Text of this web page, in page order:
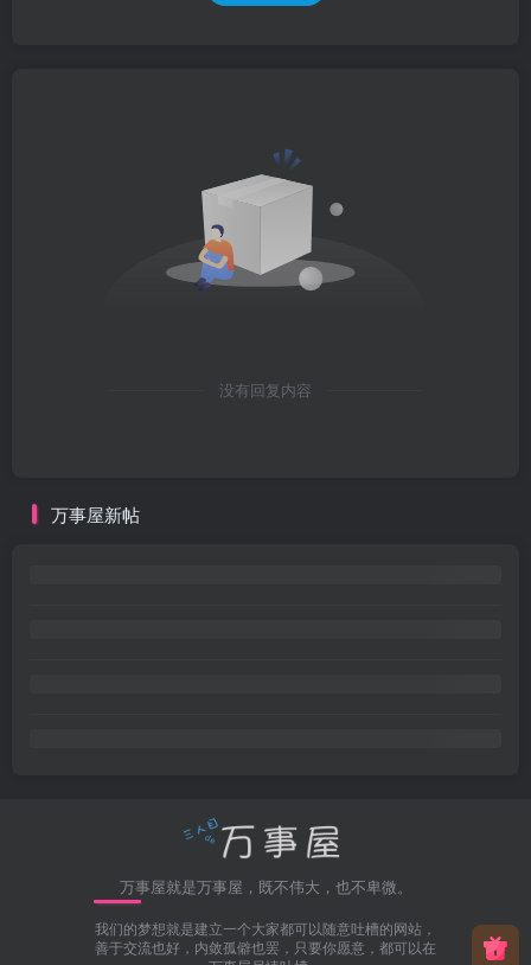
没有回复内容
万事屋新帖
万事屋就是万事屋，既不伟大，也不卑微。
我们的梦想就是建立一个大家都可以随意吐槽的网站，
善于交流也好，内敛孤僻也罢，只要你愿意，都可以在